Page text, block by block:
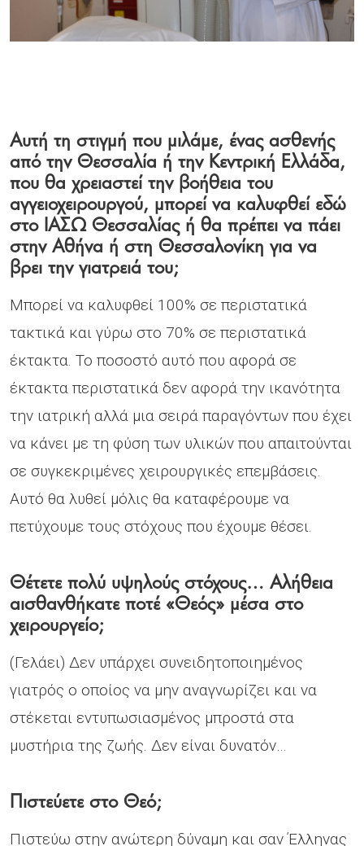
Αυτή τη στιγμή που μιλάμε, ένας ασθενής
από την Θεσσαλία ή την Κεντρική Ελλάδα,
που θα χρειαστεί την βοήθεια του
αγγειοχειρουργού, μπορεί να καλυφθεί εδώ
στο ΙΑΣΩ Θεσσαλίας ή θα πρέπει να πάει
στην Αθήνα ή στη Θεσσαλονίκη για να
βρει την γιατρειά του;
Μπορεί να καλυφθεί 100% σε περιστατικά
τακτικά και γύρω στο 70% σε περιστατικά
έκτακτα. Το ποσοστό αυτό που αφορά σε
έκτακτα περιστατικά δεν αφορά την ικανότητα
την ιατρική αλλά μια σειρά παραγόντων που έχει
να κάνει με τη φύση των υλικών που απαιτούνται
σε συγκεκριμένες χειρουργικές επεμβάσεις.
Αυτό θα λυθεί μόλις θα καταφέρουμε να
πετύχουμε τους στόχους που έχουμε θέσει.
Θέτετε πολύ υψηλούς στόχους… Αλήθεια
αισθανθήκατε ποτέ «Θεός» μέσα στο
χειρουργείο;
(Γελάει) Δεν υπάρχει συνειδητοποιημένος
γιατρός ο οποίος να μην αναγνωρίζει και να
στέκεται εντυπωσιασμένος μπροστά στα
μυστήρια της ζωής. Δεν είναι δυνατόν…
Πιστεύετε στο Θεό;
Πιστεύω στην ανώτερη δύναμη και σαν Έλληνας